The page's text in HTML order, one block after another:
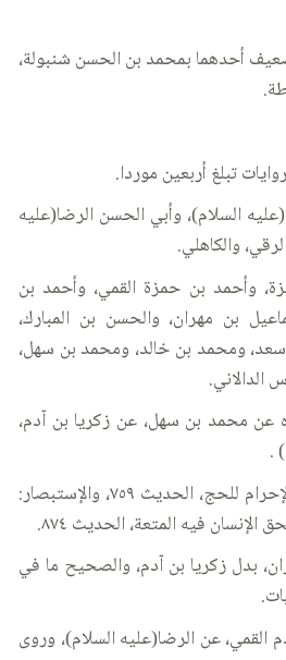
أحدهما بمحمد بن الحسن شنبولة،
تبلغ أربعين موردا.
السلام)، وأبي الحسن الرضا(عليه
والكاهلي.
وأحمد بن حمزة القمي، وأحمد بن
بن مهران، والحسن بن المبارك،
ومحمد بن خالد، ومحمد بن سهل،
الدالاني.
عن محمد بن سهل، عن زكريا بن آدم،
.
التهذيب: الجزء ٥، باب الإحرام للحج، الحديث ٧٥٩، والإستبصار:
بدل زكريا بن آدم، والصحيح ما في
القمي، عن الرضا(عليه السلام)، وروى